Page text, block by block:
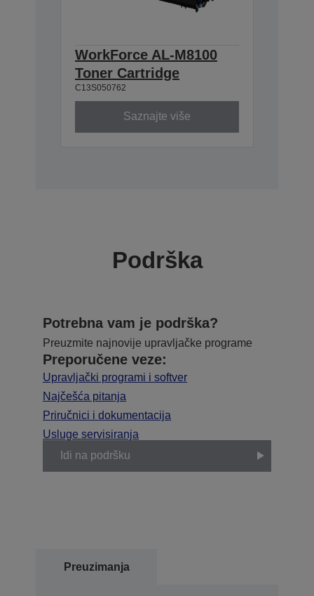
WorkForce AL-M8100
Toner Cartridge
C13S050762
Saznajte više
Podrška
Potrebna vam je podrška?
Preuzmite najnovije upravljačke programe
Preporučene veze:
Upravljački programi i softver
Najčešća pitanja
Priručnici i dokumentacija
Usluge servisiranja
Idi na podršku
Preuzimanja